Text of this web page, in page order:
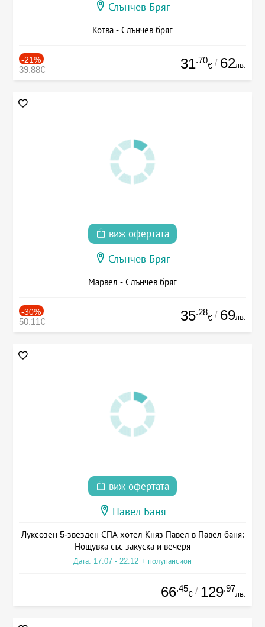
Слънчев Бряг
Котва - Слънчев бряг
-21%
39.88€ 31.70
€ / 62лв.
виж офертата
Слънчев Бряг
Марвел - Слънчев бряг
-30%
50.11€ 35.28
€ / 69лв.
виж офертата
Павел Баня
Луксозен 5-звезден СПА хотел Княз Павел в Павел баня:
Нощувка със закуска и вечеря
Дата: 17.07 - 22.12 + полупансион
66.45
€ / 129.97
лв.